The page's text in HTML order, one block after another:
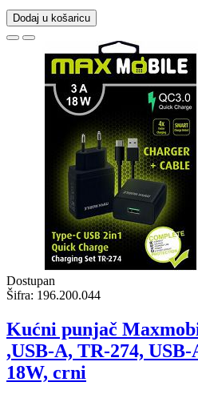
Dodaj u košaricu
Dostupan
Šifra: 196.200.044
Kućni punjač
,USB-A, TR-274,
18W, crni